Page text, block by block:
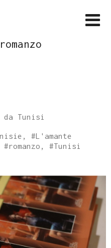
Tunisi
, #L'amante
#romanzo , #Tunisi